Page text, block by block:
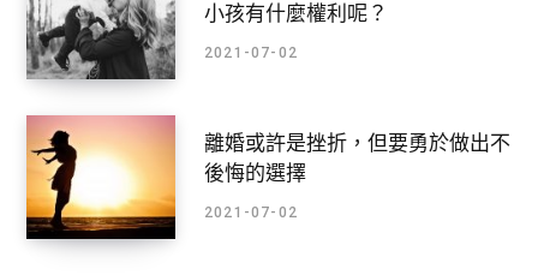
小孩有什麼權利呢？
2021-07-02
離婚或許是挫折，但要勇於做出不
後悔的選擇
2021-07-02